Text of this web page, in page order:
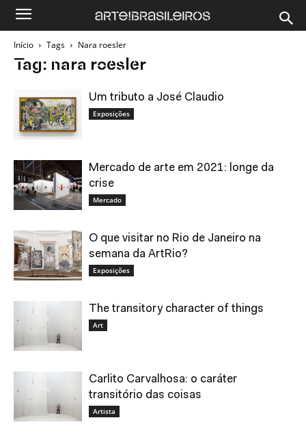
Início Tags Nara roesler
Tag: nara roesler
Um tributo a José Claudio
Exposições
Mercado de arte em 2021: longe da
crise
Mercado
O que visitar no Rio de Janeiro na
semana da ArtRio?
Exposições
The transitory character of things
Art
Carlito Carvalhosa: o caráter
transitório das coisas
Artista